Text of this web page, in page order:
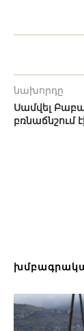
նախորդը
Սամվել
բռնաճնշում